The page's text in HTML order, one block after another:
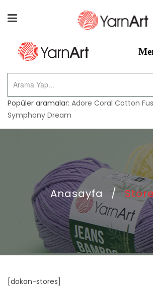
Popüler aramalar: Adore Coral Cotton
Symphony Dream
Anasayfa /
[dokan-stores]